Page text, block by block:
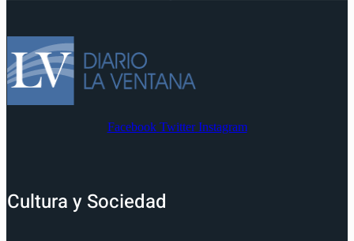
Facebook Twitter Instagram
Cultura y Sociedad